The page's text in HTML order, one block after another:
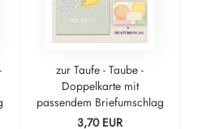
zur Taufe - Taube -
Doppelkarte mit
passendem Briefumschlag
3,70 EUR